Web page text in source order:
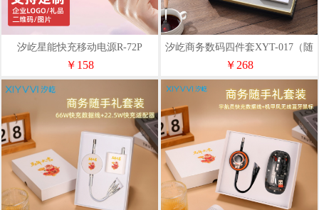
汐屹星能快充移动电源R-72P
￥158
汐屹商务数码四件套XYT-017（随
心定制）
￥268